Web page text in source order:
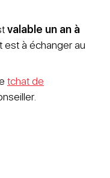
valable un an à
est à échanger au
tchat de